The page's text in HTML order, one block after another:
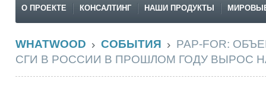
О ПРОЕКТЕ КОНСАЛТИНГ НАШИ ПРОДУКТЫ
WHATWOOD СОБЫТИЯ
PAP-FOR:
СГИ В РОССИИ В ПРОШЛОМ ГОДУ ВЫРОС